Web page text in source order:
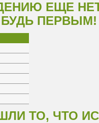
ЕЩЕ
БУДЬ ПЕРВЫМ!
ТО, ЧТО